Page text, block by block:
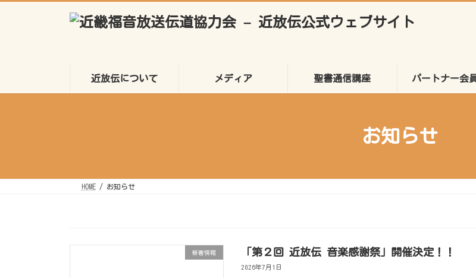
コ
ナ
近放伝について メディア 聖書通信講座 パートナー会
お知らせ
HOME お知らせ
新着情報 「第２回 近放伝 音楽感謝祭」開催決定！！
2026年7月1日